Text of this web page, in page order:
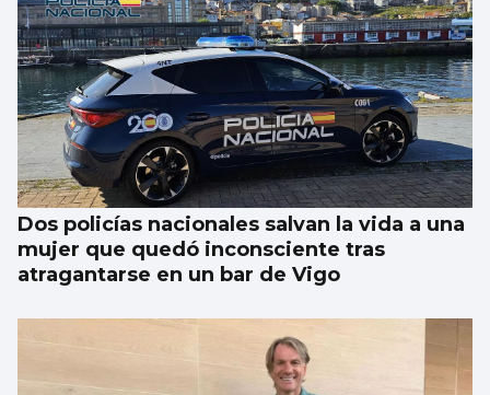
Nueva Pescanova renueva su buque
congelador para Namibia
Dos policías nacionales salvan la vida a una
mujer que quedó inconsciente tras
atragantarse en un bar de Vigo